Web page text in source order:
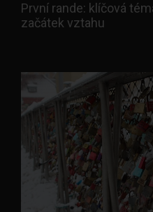
První rande: klíčová
začátek vztahu